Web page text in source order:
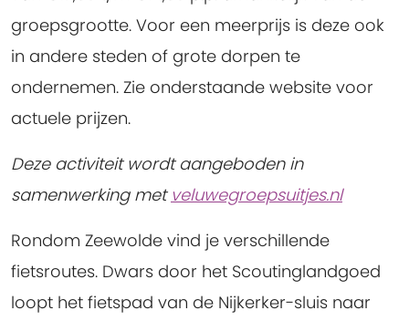
groepsgrootte. Voor een meerprijs is deze ook
in andere steden of grote dorpen te
ondernemen. Zie onderstaande website voor
actuele prijzen.
Deze activiteit wordt aangeboden in
samenwerking metveluwegroepsuitjes.nl
Rondom Zeewolde vind je verschillende
fietsroutes. Dwars door het Scoutinglandgoed
loopt het fietspad van de Nijkerker-sluis naar